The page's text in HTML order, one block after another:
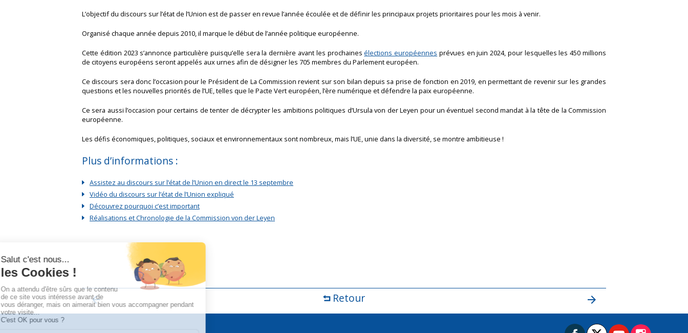
L’objectif du discours sur l’état de l’Union est de passer en revue l’année écoulée et de définir les principaux projets prioritaires pour les mois à venir.
Organisé chaque année depuis 2010, il marque le début de l’année politique européenne.
Cette édition 2023 s’annonce particulière puisqu’elle sera la dernière avant les prochainesélections européennes prévues en juin 2024, pour lesquelles les 450 millions
de citoyens européens seront appelés aux urnes afin de désigner les 705 membres du Parlement européen.
Ce discours sera donc l’occasion pour le Président de La Commission revient sur son bilan depuis sa prise de fonction en 2019, en permettant de revenir sur les grandes
questions et les nouvelles priorités de l’UE, telles que le Pacte Vert européen, l’ère numérique et défendre la paix européenne.
Ce sera aussi l’occasion pour certains de tenter de décrypter les ambitions politiques d’Ursula von der Leyen pour un éventuel second mandat à la tête de la Commission
européenne.
Les défis économiques, politiques, sociaux et environnementaux sont nombreux, mais l’UE, unie dans la diversité, se montre ambitieuse !
Plus d’informations :
Assistez au discours sur l’état de l’Union en direct le 13 septembre
Vidéo du discours sur l’état de l’Union expliqué
Découvrez pourquoi c’est important
Réalisations et Chronologie de la Commission von der Leyen
Retour